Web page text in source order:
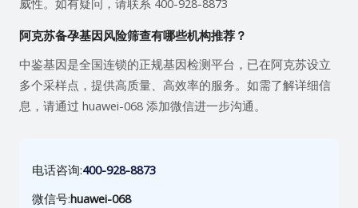
威性。如有疑问，请联系 400-928-8873
阿克苏备孕基因风险筛查有哪些机构推荐？
中鉴基因是全国连锁的正规基因检测平台，已在阿克苏设立
多个采样点，提供高质量、高效率的服务。如需了解详细信
息，请通过 huawei-068 添加微信进一步沟通。
电话咨询:400-928-8873
微信号:huawei-068